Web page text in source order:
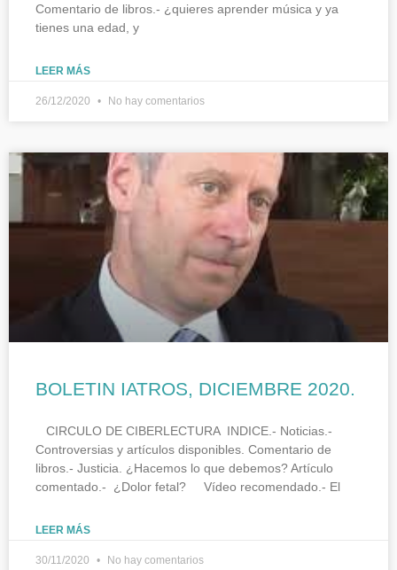
Comentario de libros.- ¿quieres aprender música y ya
tienes una edad, y
LEER MÁS
26/12/2020 No hay comentarios
BOLETIN IATROS, DICIEMBRE 2020.
CIRCULO DE CIBERLECTURA INDICE.- Noticias.-
Controversias y artículos disponibles. Comentario de
libros.- Justicia. ¿Hacemos lo que debemos? Artículo
comentado.- ¿Dolor fetal? Vídeo recomendado.- El
LEER MÁS
30/11/2020 No hay comentarios